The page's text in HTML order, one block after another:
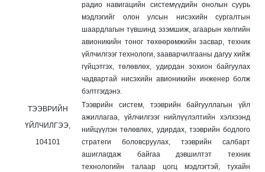
радио навигацийн системүүдийн онолын суурь
мэдлэгийг олон улсын нисэхийн сургалтын
шаардлагын түвшинд эзэмшиж, агаарын хөлгийн
авионикийн тоног төхөөрөмжийн засвар, техник
үйлчилгээг технологи, зааварчилгааны дагуу хийж
гүйцэтгэх, төлөвлөх, удирдан зохион байгуулах
чадвартай нисэхийн авионикийн инженер болж
бэлтгэгдэнэ.
ТЭЭВРИЙН
ҮЙЛЧИЛГЭЭ,
104101
Тээврийн систем, тээврийн байгууллагын үйл
ажиллагаа, үйлчилгээг нийлүүлэлтийн хэлхээнд
нийцүүлэн төлөвлөх, удирдах, тээврийн бодлого
стратеги боловсруулах, тээврийн салбарт
ашиглагдаж
байгаа дэвшилтэт техник
технологийн талаар цогц мэдлэгтэй,
тухайн